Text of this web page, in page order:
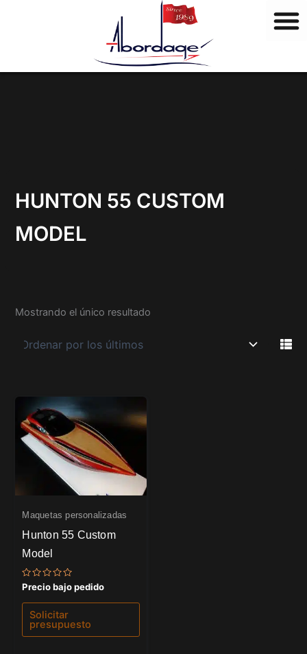
s
HUNTON 55 CUSTOM
MODEL
Mostrando el único resultado
Maquetas personalizadas
Hunton 55 Custom
Model
Valorado
con
0
de
Precio bajo pedido
Solicitar
presupuesto